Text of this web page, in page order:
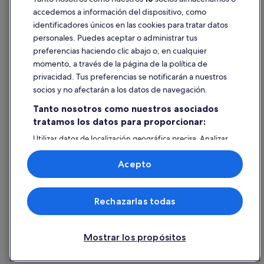
Ayuda
Cancelar un vuelo
Cancelar una reserva de hotel o de un alquiler vacacional
Utilizar un cupón de Expedia
Documentos para viajes internacionales
© 2026 Expedia, Inc., una empresa de Expedia Group. Todos los
derechos reservados. Expedia y el logotipo de Expedia son marcas
comerciales o marcas comerciales registradas de Expedia, Inc.
accedemos a información del dispositivo, como
identificadores únicos en las cookies para tratar datos
personales. Puedes aceptar o administrar tus
preferencias haciendo clic abajo o, en cualquier
momento, a través de la página de la política de
privacidad. Tus preferencias se notificarán a nuestros
socios y no afectarán a los datos de navegación.
Tanto nosotros como nuestros asociados
tratamos los datos para proporcionar:
Utilizar datos de localización geográfica precisa. Analizar
activamente las características del dispositivo para su
identificación. Almacenar la información en un dispositivo
y/o acceder a ella. Publicidad y contenido personalizados,
medición de publicidad y contenido, investigación de
audiencia y desarrollo de servicios.
Lista de asociados (proveedores)
Mostrar los propósitos
Rechazarlas todas
Acepto